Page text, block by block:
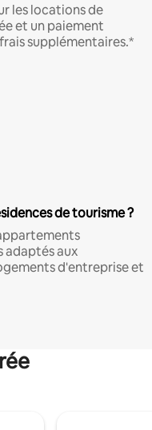
les locations de
et un paiement
supplémentaires.*
de tourisme ?
adaptés aux
d'entreprise et